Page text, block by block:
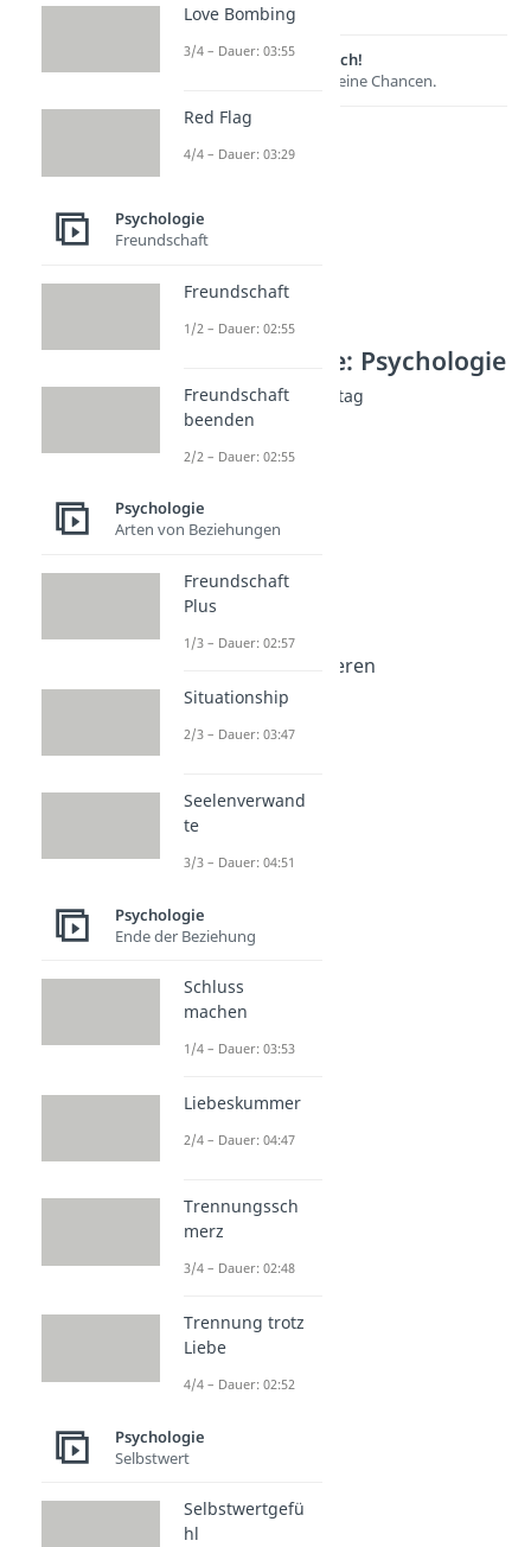
Lernen lohnt sich!
Entdecke hier deine Chancen.
Weitere Inhalte: Psychologie
Psychologie für den Alltag
Workaholic
Dauer: 05:51
People Pleaser
Mental Load
Gedankenkarussell
Dauer: 04:37
Positiv Denken
Dauer: 05:07
Emotionen kontrollieren
Dauer: 04:11
Love Bombing
3/4 – Dauer: 03:55
Red Flag
4/4 – Dauer: 03:29
Psychologie
Freundschaft
Freundschaft
1/2 – Dauer: 02:55
Freundschaft
beenden
2/2 – Dauer: 02:55
Psychologie
Arten von Beziehungen
Freundschaft
Plus
1/3 – Dauer: 02:57
Situationship
2/3 – Dauer: 03:47
Seelenverwand
te
3/3 – Dauer: 04:51
Psychologie
Ende der Beziehung
Schluss
machen
1/4 – Dauer: 03:53
Liebeskummer
2/4 – Dauer: 04:47
Trennungssch
merz
3/4 – Dauer: 02:48
Trennung trotz
Liebe
4/4 – Dauer: 02:52
Psychologie
Selbstwert
Selbstwertgefü
hl